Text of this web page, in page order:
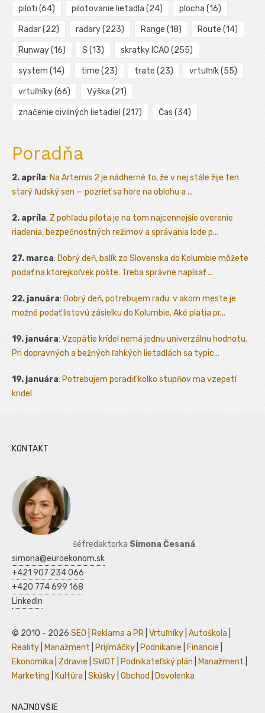
piloti (64) pilotovanie lietadla (24) plocha (16)
Radar(22) radary(223) Range (18) Route (14)
Runway(16) S (13) skratky ICAO (255)
system (14) time (23) trate (23) vrtuľník(55)
vrtuľníky(66) Výška (21)
značenie civilných lietadiel (217) Čas (34)
Poradňa
2. apríla: Na Artemis 2 je nádherné to, že v nej stále žije ten
starý ľudský sen — pozrieť sa hore na oblohu a ...
2. apríla: Z pohľadu pilota je na tom najcennejšie overenie
riadenia, bezpečnostných režimov a správania lode p...
27. marca: Dobrý deň, balík zo Slovenska do Kolumbie môžete
podať na ktorejkoľvek pošte. Treba správne napísať ...
22. januára: Dobrý deň, potrebujem radu: v akom meste je
možné podať listovú zásielku do Kolumbie. Aké platia pr...
19. januára: Vzopätie krídel nemá jednu univerzálnu hodnotu.
Pri dopravných a bežných ľahkých lietadlách sa typic...
19. januára: Potrebujem poradiť kolko stupňov ma vzepetí
kridel
KONTAKT
šéfredaktorka Simona Česaná
simona@euroekonom.sk
+421 907 234 066
+420 774 699 168
LinkedIn
© 2010 - 2026 SEO Reklama a PR Vrtuľníky Autoškola
Reality
Manažment Prijímáčky Podnikanie Financie
Ekonomika
Zdravie SWOT Podnikateľský plán Manažment
Marketing
Kultúra Skúšky Obchod Dovolenka
NAJNOVŠIE